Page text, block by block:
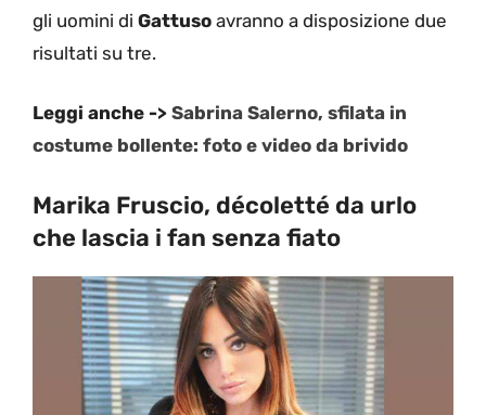
gli uomini di Gattuso avranno a disposizione due
risultati su tre.
Leggi anche -> Sabrina Salerno, sfilata in
costume bollente: foto e video da brivido
Marika Fruscio, décoletté da urlo
che lascia i fan senza fiato